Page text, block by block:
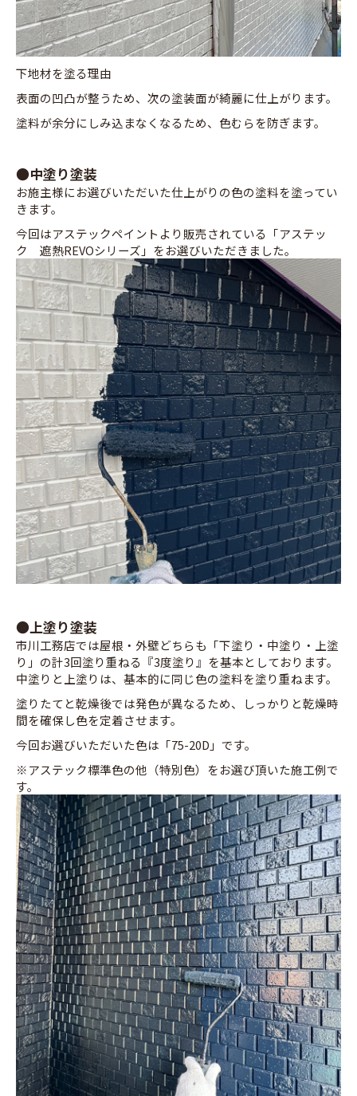
下地材を塗る理由
表面の凹凸が整うため、次の塗装面が綺麗に仕上がります。
塗料が余分にしみ込まなくなるため、色むらを防ぎます。
●中塗り塗装
お施主様にお選びいただいた仕上がりの色の塗料を塗ってい
きます。
今回はアステックペイントより販売されている「アステッ
ク 遮熱REVOシリーズ」をお選びいただきました。
●上塗り塗装
市川工務店では屋根・外壁どちらも「下塗り・中塗り・上塗
り」の計3回塗り重ねる『3度塗り』を基本としております。
中塗りと上塗りは、基本的に同じ色の塗料を塗り重ねます。
塗りたてと乾燥後では発色が異なるため、しっかりと乾燥時
間を確保し色を定着させます。
今回お選びいただいた色は「75-20D」です。
※アステック標準色の他（特別色）をお選び頂いた施工例で
す。